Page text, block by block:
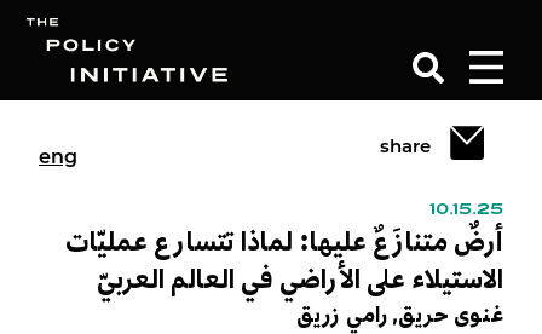
eng
share
10.15.25
أرضٌ متنازَعٌ عليها: لماذا تتسارع عمليّات
الاستيلاء على الأراضي في العالم العربيّ
غنوى حريق,رامي زريق
Search